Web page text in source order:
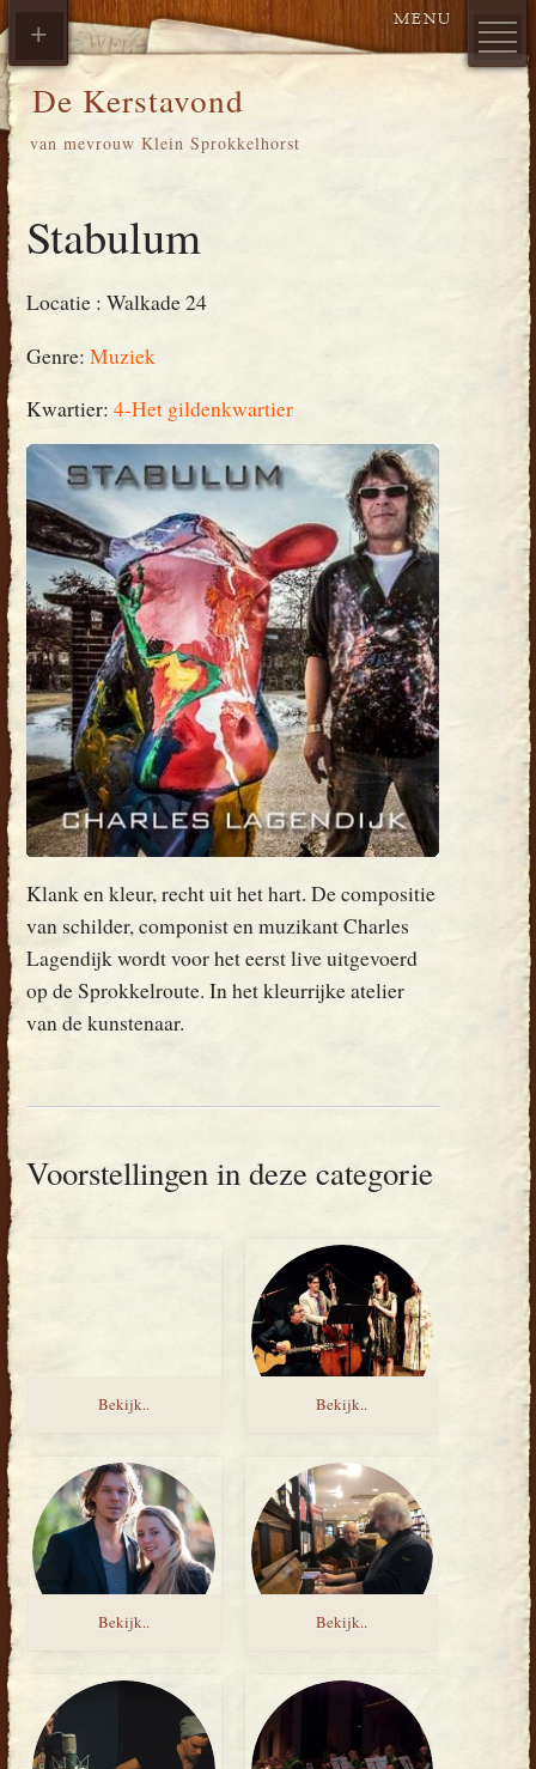
De Kerstavond
van mevrouw Klein Sprokkelhorst
Stabulum
Locatie :Walkade 24
Genre:Muziek
Kwartier:4-Het gildenkwartier
Klank en kleur, recht uit het hart. De compositie
van schilder, componist en muzikant Charles
Lagendijk wordt voor het eerst live uitgevoerd
op de Sprokkelroute. In het kleurrijke atelier
van de kunstenaar.
Voorstellingen in deze categorie
Bekijk.. Bekijk..
Bekijk.. Bekijk..